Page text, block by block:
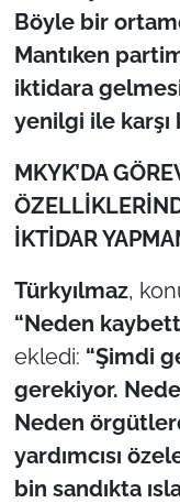
Böyle bir
Mantıken
iktidara
yenilgi ile karşı
MKYK’DA
İKTİDAR
Türkyılmaz,
“Neden
ekledi: “Şimdi
gerekiyor.
Neden
yardımcısı
bin sandıkta